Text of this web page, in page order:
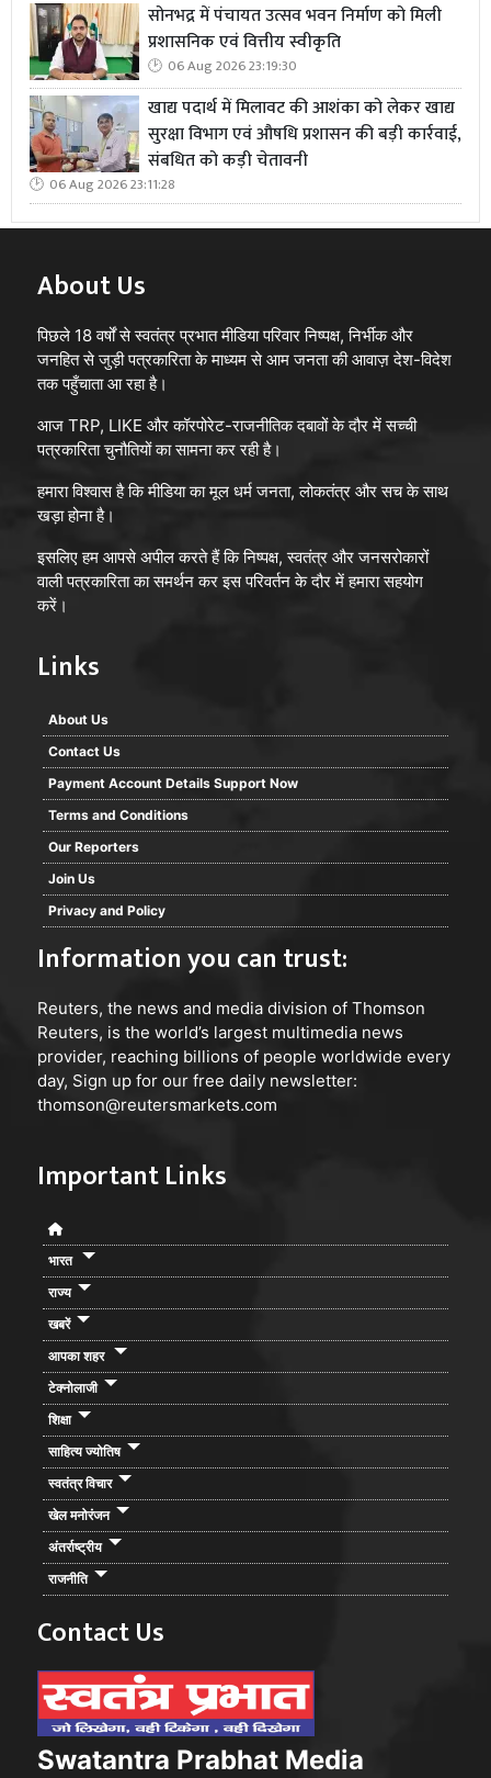
सोनभद्र में पंचायत उत्सव भवन निर्माण को मिली
प्रशासनिक एवं वित्तीय स्वीकृति
06 Aug 2026 23:19:30
खाद्य पदार्थ में मिलावट की आशंका को लेकर खाद्य
सुरक्षा विभाग एवं औषधि प्रशासन की बड़ी कार्रवाई,
संबधित को कड़ी चेतावनी
06 Aug 2026 23:11:28
About Us
पिछले 18 वर्षों से स्वतंत्र प्रभात मीडिया परिवार निष्पक्ष, निर्भीक और
जनहित से जुड़ी पत्रकारिता के माध्यम से आम जनता की आवाज़ देश-विदेश
तक पहुँचाता आ रहा है।
आज TRP, LIKE और कॉरपोरेट-राजनीतिक दबावों के दौर में सच्ची
पत्रकारिता चुनौतियों का सामना कर रही है।
हमारा विश्वास है कि मीडिया का मूल धर्म जनता, लोकतंत्र और सच के साथ
खड़ा होना है।
इसलिए हम आपसे अपील करते हैं कि निष्पक्ष, स्वतंत्र और जनसरोकारों
वाली पत्रकारिता का समर्थन कर इस परिवर्तन के दौर में हमारा सहयोग
करें।
Links
About Us
Contact Us
Payment Account Details Support Now
Terms and Conditions
Our Reporters
Join Us
Privacy and Policy
Information you can trust:
Reuters, the news and media division of Thomson
Reuters, is the world’s largest multimedia news
provider, reaching billions of people worldwide every
day, Sign up for our free daily newsletter:
thomson@reutersmarkets.com
Important Links
भारत
राज्य
खबरें
आपका शहर
टेक्नोलाजी
शिक्षा
साहित्य ज्योतिष
स्वतंत्र विचार
खेल मनोरंजन
अंतर्राष्ट्रीय
राजनीति
Contact Us
Swatantra Prabhat Media